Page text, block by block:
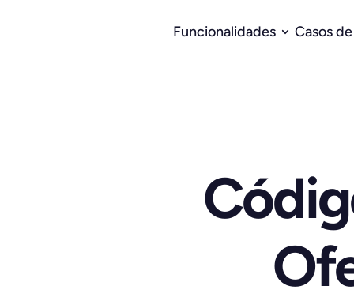
Funcionalidades Casos